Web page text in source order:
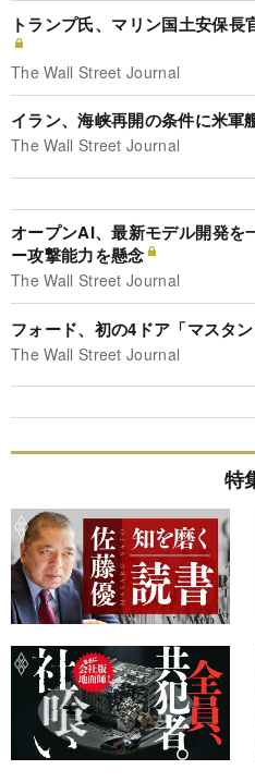
トランプ氏、マリン国土安保長
The Wall Street Journal
イラン、海峡再開の条件に米軍
The Wall Street Journal
オープンAI、最新モデル開発
ー攻撃能力を懸念
The Wall Street Journal
フォード、初の4ドア「マスタ
The Wall Street Journal
特